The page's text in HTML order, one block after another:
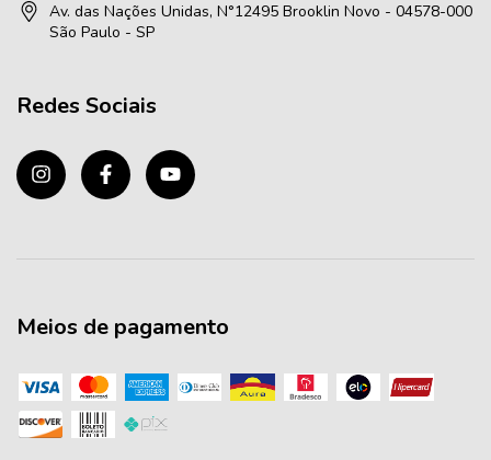
Av. das Nações Unidas, N°12495 Brooklin Novo - 04578-000
São Paulo - SP
Redes Sociais
Meios de pagamento